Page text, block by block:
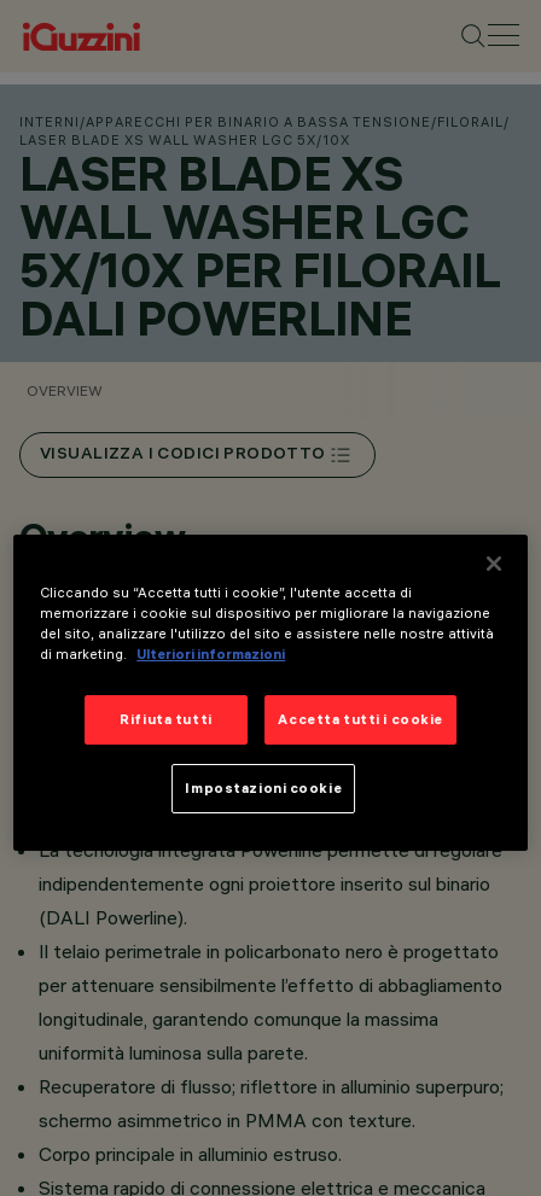
INTERNI /APPARECCHI PER BINARIO A BASSA TENSIONE /FILORAIL/
LASER BLADE XS WALL WASHER LGC 5X/10X
LASER BLADE XS
WALL WASHER LGC
5X/10X PER FILORAIL
DALI POWERLINE
OVERVIEW
VISUALIZZA I CODICI PRODOTTO
Overview
Apparecchio miniaturizzato lineare ad incasso per
sorgenti LED, specializzato per illuminazione verticale
binario LV Filorail.
Il sistema ottico brevettato garantisce un’emissione
omogenea ed efficace sulla parete, evitando zone
d’ombra in prossimità del soffitto.
La tecnologia integrata Powerline permette di regolare
indipendentemente ogni proiettore inserito sul binario
(DALI Powerline).
Il telaio perimetrale in policarbonato nero è progettato
per attenuare sensibilmente l’effetto di abbagliamento
longitudinale, garantendo comunque la massima
uniformità luminosa sulla parete.
Recuperatore di flusso; riflettore in alluminio superpuro;
schermo asimmetrico in PMMA con texture.
Corpo principale in alluminio estruso.
Sistema rapido di connessione elettrica e meccanica
Cliccando su “Accetta tutti i cookie”, l'utente accetta di
memorizzare i cookie sul dispositivo per migliorare la navigazione
del sito, analizzare l'utilizzo del sito e assistere nelle nostre attività
di marketing.
Ulteriori informazioni
Rifiuta tutti Accetta tutti i cookie
Impostazioni cookie